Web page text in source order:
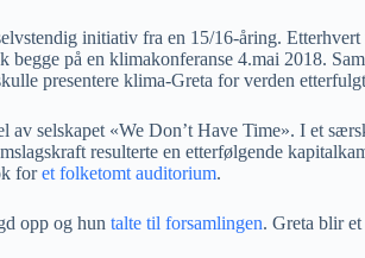
initiativ fra en 15/16-åring.
på en klimakonferanse 4.mai 2018.
presentere klima-Greta for verden
av selskapet «We Don’t Have Time». I et
resulterte en etterfølgende
foret folketomt auditorium.
opp og hun talte til forsamlingen. Greta blir